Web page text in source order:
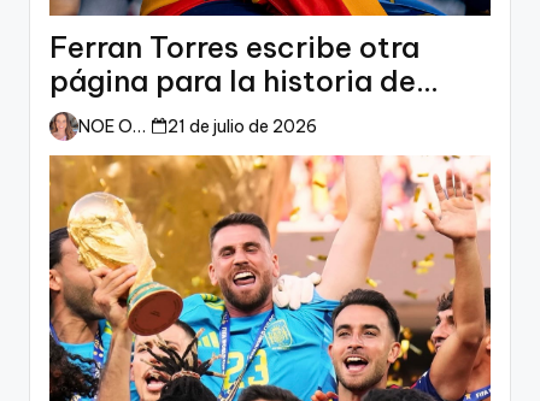
Ferran Torres escribe otra
página para la historia de
España
NOE ORTIZ 21 de julio de 2026